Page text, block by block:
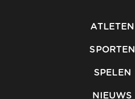
ATLETEN
SPORTEN
SPELEN
NIEUWS